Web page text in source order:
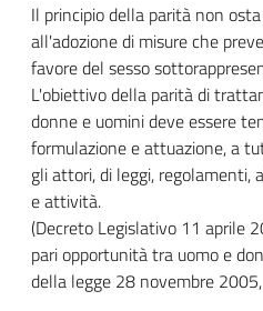
Il principio della parità non
all'adozione di misure che
favore del sesso
L'obiettivo della parità di
donne e uomini deve essere
formulazione e attuazione, a
gli attori, di leggi,
e attività.
(Decreto Legislativo 11 aprile
pari opportunità tra uomo e
della legge 28 novembre